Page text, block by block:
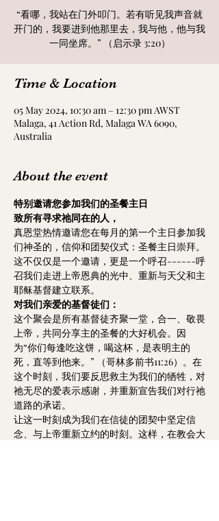
“看哪，我站在门外叩门。若有听见我声音就
开门的，我要进到他那里去，我与他，他与我
一同坐席。” （启示录 3:20）
Time & Location
05 May 2024, 10:30 am – 12:30 pm AWST
Malaga, 41 Action Rd, Malaga WA 6090,
Australia
About the event
特别邀请您参加我们的圣餐主日
致所有寻求祂同在的人，
真恩堂热情邀请您在每月的第一个主日参加我
们神圣的，信仰和团契仪式：圣餐主日崇拜。
这不仅仅是一个邀请，更是一个呼召------呼
召我们走进上帝恩典的光中、重新与天父和主
耶稣基督建立联系。
对我们亲爱的基督徒们：
这个聚会是所有基督徒齐聚一堂，合一、敬畏
上帝，共同分享主的圣餐的大好机会。因
为“你们每逢吃这饼，喝这杯，是表明主的
死，直等到他来。” （哥林多前书11:26）。在
这个时刻，我们要反思救主为我们的牺牲，对
祂无尽的爱表示感谢，并重新宣告我们对行祂
道路的承诺。
让这一时刻成为我们在信徒的团契中坚定信
念、与上帝重新立约的时刻。这样，在教会大